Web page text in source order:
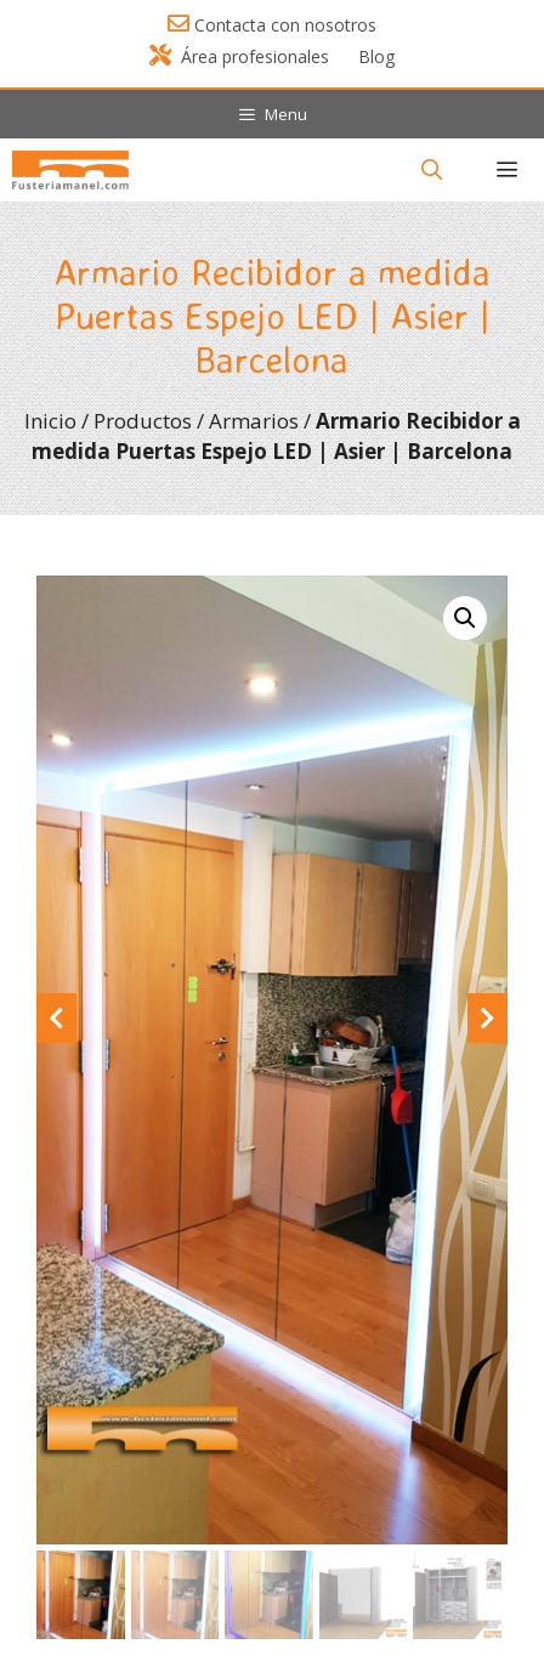
Contacta con nosotros
Área profesionales
Blog
Menu
Menú
Armario Recibidor a medida
Puertas Espejo LED | Asier |
Barcelona
Inicio/Productos/Armarios/Armario Recibidor a
medida Puertas Espejo LED | Asier | Barcelona